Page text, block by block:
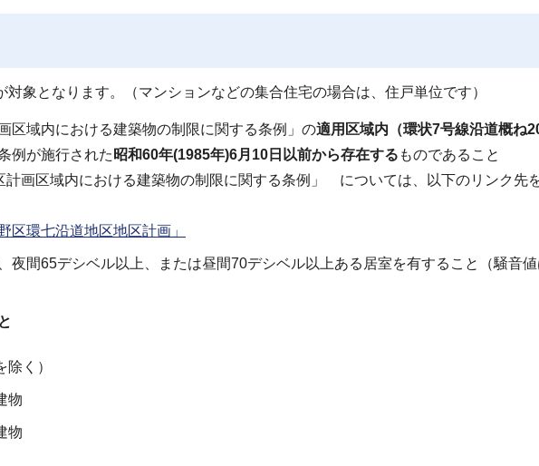
対象となります。（マンションなどの集合住宅の場合は、住戸単位です）
区域内における建築物の制限に関する条例」の適用区域内（環状7号線沿道概ね
例が施行された 昭和60年(1985年)6月10日以前から存在する ものであること
計画区域内における建築物の制限に関する条例」 については、以下のリンク先
区環七沿道地区地区計画」
夜間65デシベル以上、または昼間70デシベル以上ある居室を有すること（騒音
く）
物
物